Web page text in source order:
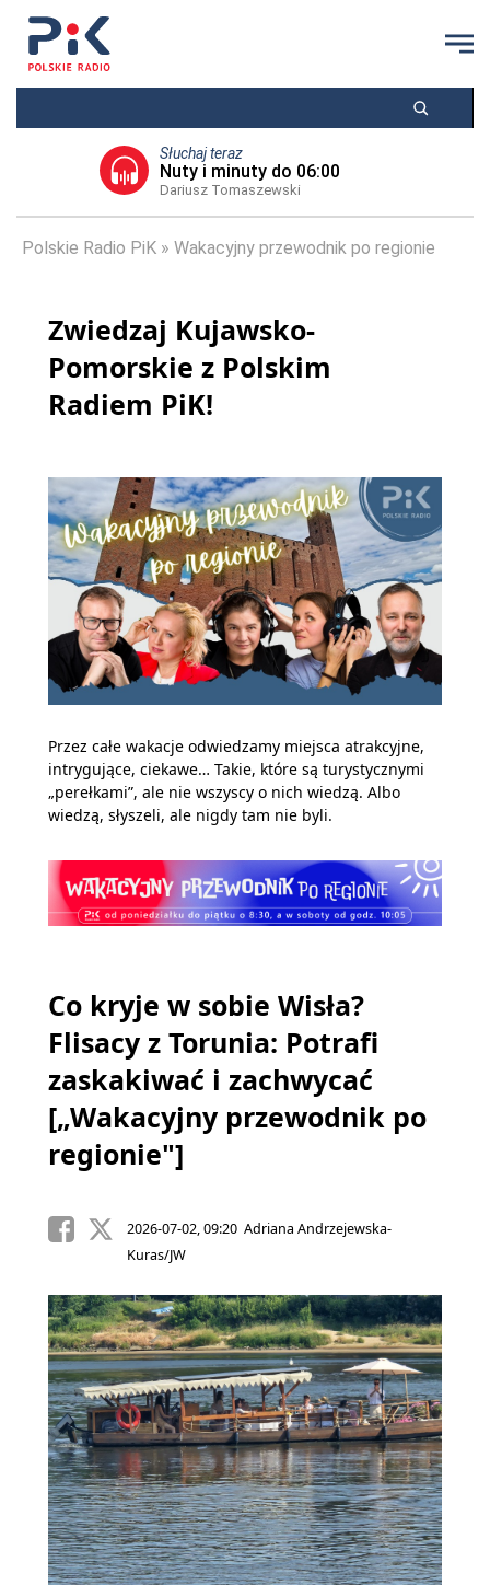
Słuchaj teraz
Nuty i minuty do 06:00
Dariusz Tomaszewski
Polskie Radio PiK Wakacyjny przewodnik po regionie
Zwiedzaj Kujawsko-
Pomorskie z Polskim
Radiem PiK!
Przez całe wakacje odwiedzamy miejsca atrakcyjne,
intrygujące, ciekawe… Takie, które są turystycznymi
„perełkami”, ale nie wszyscy o nich wiedzą. Albo
wiedzą, słyszeli, ale nigdy tam nie byli.
Co kryje w sobie Wisła?
Flisacy z Torunia: Potrafi
zaskakiwać i zachwycać
[„Wakacyjny przewodnik po
regionie"]
2026-07-02, 09:20 Adriana Andrzejewska-
Kuras/JW